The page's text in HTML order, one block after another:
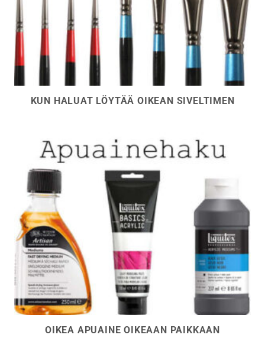
KUN HALUAT LÖYTÄÄ OIKEAN SIVELTIMEN
OIKEA APUAINE OIKEAAN PAIKKAAN